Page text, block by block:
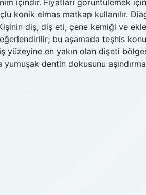
içindir. Fiyatları görüntülemek
konik elmas matkap kullanılır.
diş, diş eti, çene kemiği ve
bu aşamada teşhis
yüzeyine en yakın olan dişeti
yumuşak dentin dokusunu